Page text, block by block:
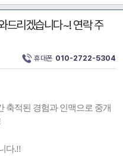
드리겠습니다~! 연락 주
휴대폰 010-2722-5304
축적된 경험과 인맥으로 중개
다.!!